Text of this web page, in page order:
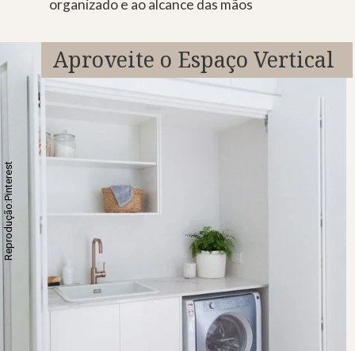
organizado e ao alcance das mãos
Aproveite o Espaço Vertical
Reprodução:Pinterest